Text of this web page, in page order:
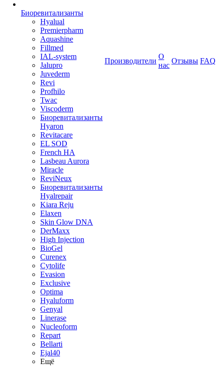
Биоревитализанты
Hyalual
Premierpharm
Aquashine
Fillmed
IAL-system
Jalupro
Juvederm
Revi
Profhilo
Twac
Viscoderm
Биоревитализанты
Hyaron
Revitacare
EL SOD
French HA
Lasbeau Aurora
Miracle
ReviNeux
Биоревитализанты
Hyalrepair
Kiara Reju
Elaxen
Skin Glow DNA
DerMaxx
High Injection
BioGel
Curenex
Cytolife
Evasion
Exclusive
Optima
Hyaluform
Genyal
Linerase
Nucleoform
Repart
Bellarti
Ejal40
Ещё
Производители
О
нас
Отзывы FAQ